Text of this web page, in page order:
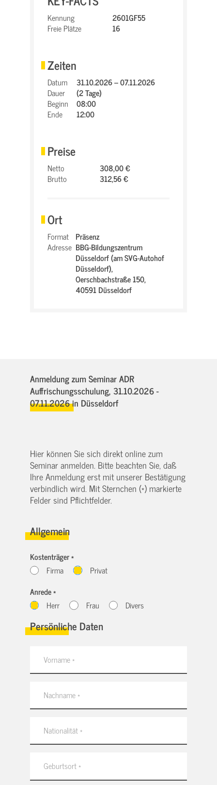
Kennung
2601GF55
Freie Plätze
16
Zeiten
Datum
31.10.2026 – 07.11.2026
Dauer
(2 Tage)
Beginn
08:00
Ende
12:00
Preise
Netto
308,00 €
Brutto
312,56 €
Ort
Format Präsenz
Adresse BBG-Bildungszentrum
Düsseldorf (am SVG-Autohof
Düsseldorf),
Oerschbachstraße 150,
40591 Düsseldorf
Anmeldung zum Seminar ADR
Auffrischungsschulung, 31.10.2026 -
07.11.2026in Düsseldorf
Hier können Sie sich direkt online zum
Seminar anmelden. Bitte beachten Sie, daß
Ihre Anmeldung erst mit unserer Bestätigung
verbindlich wird. Mit Sternchen (*) markierte
Felder sind Pflichtfelder.
Allgemein
Kostenträger *
Firma
Privat
Anrede *
Herr
Frau Divers
Persönliche Daten